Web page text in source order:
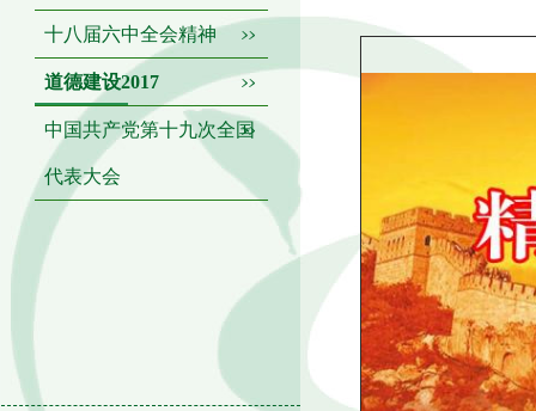
十八届六中全会精神
道德建设2017
中国共产党第十九次全国
代表大会